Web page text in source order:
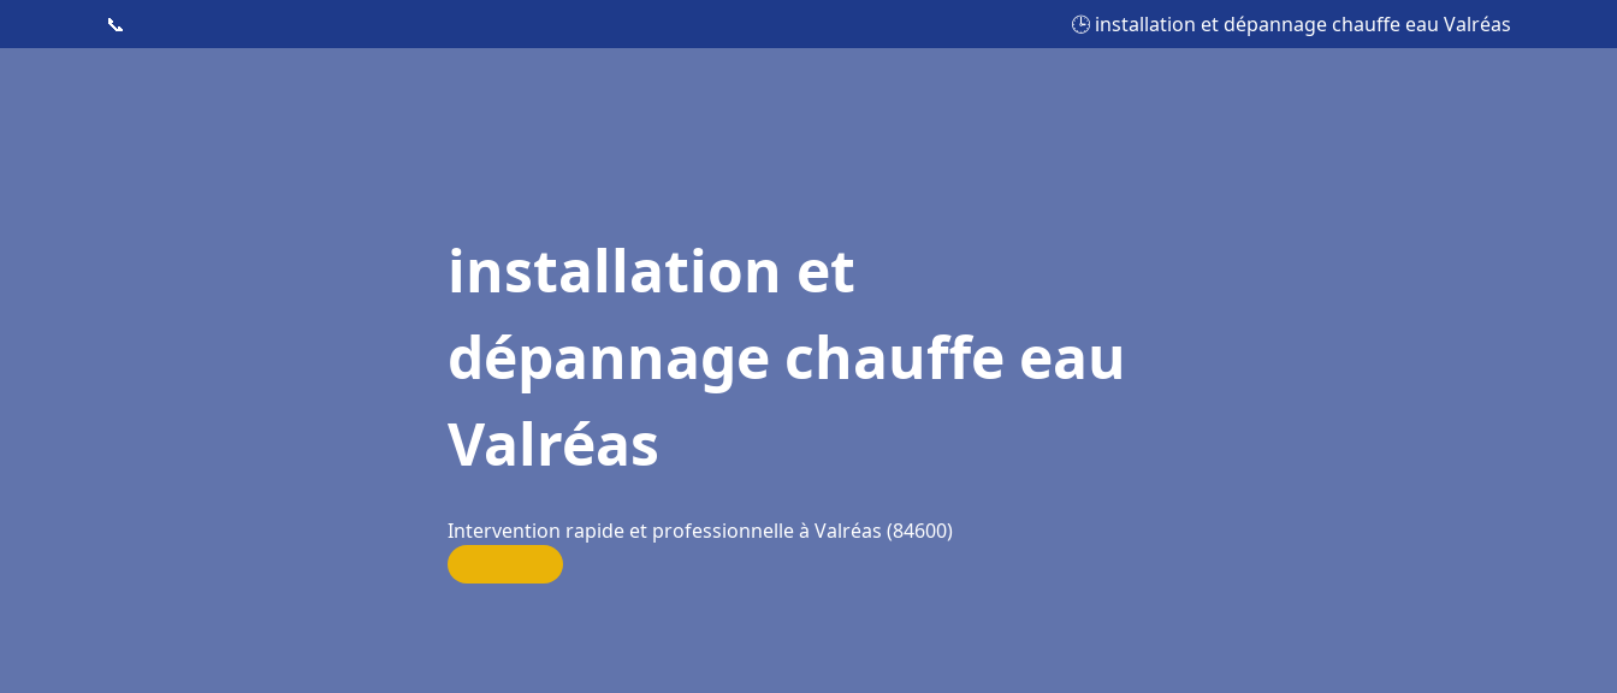
📞 🕒 installation et dépannage chauffe eau Valréas
installation et
dépannage chauffe eau
Valréas
Intervention rapide et professionnelle à Valréas (84600)